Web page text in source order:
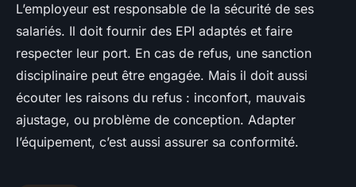
L’employeur est responsable de la sécurité de ses
salariés. Il doit fournir des EPI adaptés et faire
respecter leur port. En cas de refus, une sanction
disciplinaire peut être engagée. Mais il doit aussi
écouter les raisons du refus : inconfort, mauvais
ajustage, ou problème de conception. Adapter
l’équipement, c’est aussi assurer sa conformité.